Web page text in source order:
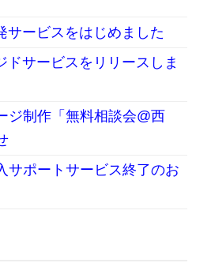
サービスをはじめました
ドサービスをリリースしま
ジ制作「無料相談会@西
サポートサービス終了のお